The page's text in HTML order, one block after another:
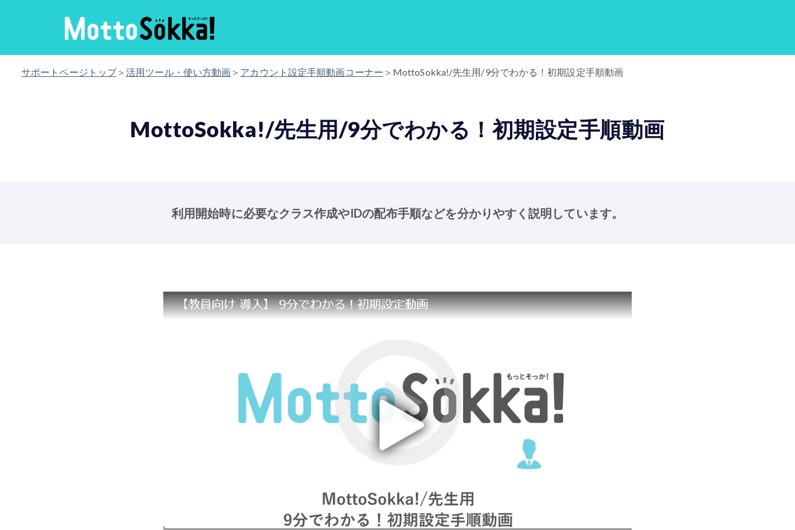
サポートページトップ＞活用ツール・使い方動画 ＞ アカウント設定手順動画コーナー ＞MottoSokka!/先生用/9分でわかる！初期設定手順動画
MottoSokka!/先生用/9分でわかる！初期設定手順動画
利用開始時に必要なクラス作成やIDの配布手順などを分かりやすく説明しています。